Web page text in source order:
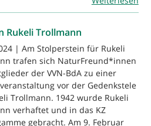
Rukeli Trollmann
| Am Stolperstein für Rukeli
trafen sich NaturFreund*innen
der VVN-BdA zu einer
vor der Gedenkstele
Trollmann. 1942 wurde Rukeli
verhaftet und in das KZ
gebracht. Am 9. Februar